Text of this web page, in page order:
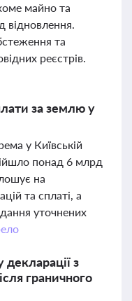
майно та
відновлення.
та
реєстрів.
за землю у
у Київській
понад 6 млрд
на
та сплаті, а
уточнених
з
граничного